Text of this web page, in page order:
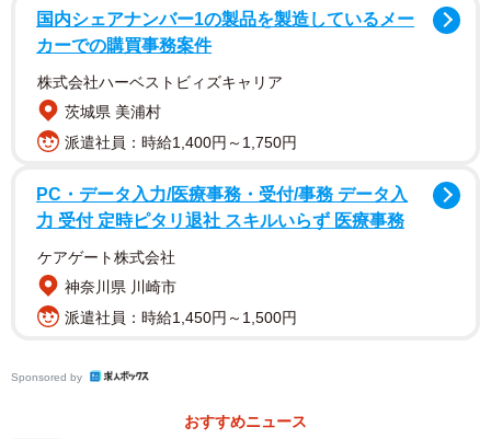
株式投資に取り組んでいる人の割合（提供画像）
その結果、「株式投資に取り組む人の割合が多い都道府県
ランキング」は、1位「東京都」（37.5%）で、全国平均の
28.0%を9.5ポイント上回りました。
（34.1%）、4位「京都府」（33.4％）、5位「埼玉県」
国内シェアナンバー1の製品を製造しているメー
カーでの購買事務案件
株式会社ハーベストビィズキャリア
茨城県 美浦村
派遣社員：時給1,400円～1,750円
PC・データ入力/医療事務・受付/事務 データ入
力 受付 定時ピタリ退社 スキルいらず 医療事務
ケアゲート株式会社
神奈川県 川崎市
派遣社員：時給1,450円～1,500円
Sponsored by
おすすめニュース